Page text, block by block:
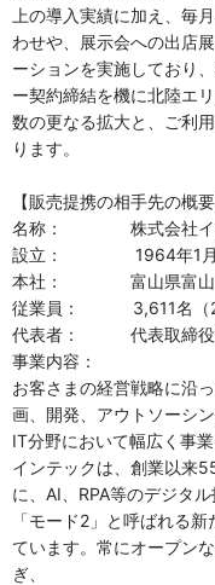
上の導入実績に加え、毎
わせや、展示会への出店
ーションを実施しており
ー契約締結を機に北陸エ
数の更なる拡大と、ご利
ります。
【販売提携の相手先の概要
名称： 株式会社イ
設立： 1964年1月
本社： 富山県富山
従業員： 3,611名（
代表者： 代表取締
事業内容：
お客さまの経営戦略に沿
画、開発、アウトソーシ
IT分野において幅広く事業
インテックは、創業以来
に、AI、RPA等のデジタル
「モード2」と呼ばれる
ています。常にオープン
ぎ、